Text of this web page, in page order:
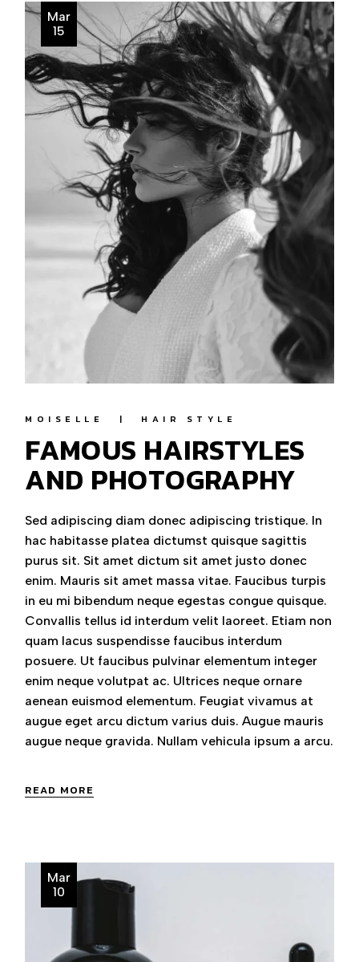
Mar
15
MOISELLE HAIR STYLE
FAMOUS HAIRSTYLES
AND PHOTOGRAPHY
Sed adipiscing diam donec adipiscing tristique. In
hac habitasse platea dictumst quisque sagittis
purus sit. Sit amet dictum sit amet justo donec
enim. Mauris sit amet massa vitae. Faucibus turpis
in eu mi bibendum neque egestas congue quisque.
Convallis tellus id interdum velit laoreet. Etiam non
quam lacus suspendisse faucibus interdum
posuere. Ut faucibus pulvinar elementum integer
enim neque volutpat ac. Ultrices neque ornare
aenean euismod elementum. Feugiat vivamus at
augue eget arcu dictum varius duis. Augue mauris
augue neque gravida. Nullam vehicula ipsum a arcu.
READ MORE
Mar
10